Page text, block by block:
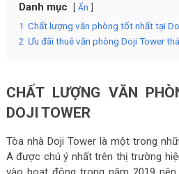
Danh mục Ẩn
1 Chất lượng văn phòng tốt nhất tại
2 Ưu đãi thuê văn phòng Doji Tower
CHẤT LƯỢNG VĂN
DOJI TOWER
Tòa nhà Doji Tower là một trong
A được chú ý nhất trên thị trường